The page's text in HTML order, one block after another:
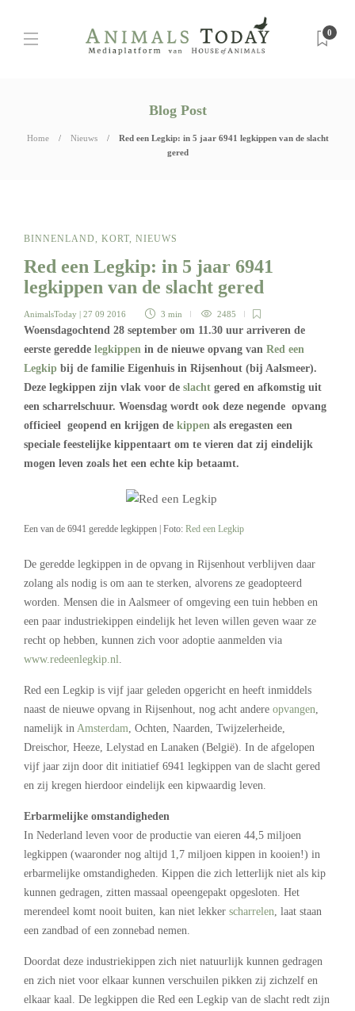
0
Blog Post
Home Nieuws
Red een Legkip: in 5 jaar 6941 legkippen van de slacht
gered
BINNENLAND, KORT, NIEUWS
Red een Legkip: in 5 jaar 6941
legkippen van de slacht gered
AnimalsToday | 27 09 2016 3 min 2485
Woensdagochtend 28 september om 11.30 uur arriveren de
eerste geredde legkippen in de nieuwe opvang van Red een
Legkip bij de familie Eigenhuis in Rijsenhout (bij Aalsmeer).
Deze legkippen zijn vlak voor de slacht gered en afkomstig uit
een scharrelschuur. Woensdag wordt ook deze negende opvang
officieel geopend en krijgen de kippen als eregasten een
speciale feestelijke kippentaart om te vieren dat zij eindelijk
mogen leven zoals het een echte kip betaamt.
Een van de 6941 geredde legkippen | Foto: Red een Legkip
De geredde legkippen in de opvang in Rijsenhout verblijven daar
zolang als nodig is om aan te sterken, alvorens ze geadopteerd
worden. Mensen die in Aalsmeer of omgeving een tuin hebben en
een paar industriekippen eindelijk het leven willen geven waar ze
recht op hebben, kunnen zich voor adoptie aanmelden via
www.redeenlegkip.nl
Red een Legkip is vijf jaar geleden opgericht en heeft inmiddels
naast de nieuwe opvang in Rijsenhout, nog acht andere opvangen
namelijk in Amsterdam , Ochten, Naarden, Twijzelerheide,
Dreischor, Heeze, Lelystad en Lanaken (België). In de afgelopen
vijf jaar zijn door dit initiatief 6941 legkippen van de slacht gered
en zij kregen hierdoor eindelijk een kipwaardig leven.
Erbarmelijke omstandigheden
In Nederland leven voor de productie van eieren 44,5 miljoen
legkippen (waaronder nog altijd 1,7 miljoen kippen in kooien!) in
erbarmelijke omstandigheden. Kippen die zich letterlijk niet als kip
kunnen gedragen, zitten massaal opeengepakt opgesloten. Het
merendeel komt nooit buiten, kan niet lekker scharrelen , laat staan
een zandbad of een zonnebad nemen.
Doordat deze industriekippen zich niet natuurlijk kunnen gedragen
en zich niet voor elkaar kunnen verschuilen pikken zij zichzelf en
elkaar kaal. De legkippen die Red een Legkip van de slacht redt zijn